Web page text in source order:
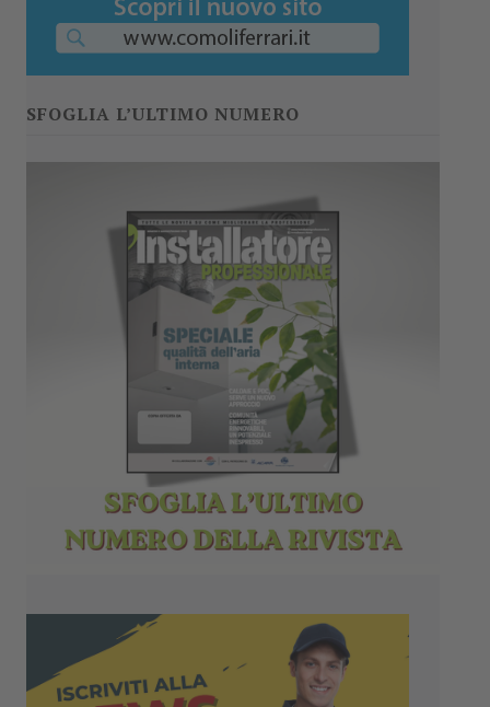
SFOGLIA L’ULTIMO NUMERO